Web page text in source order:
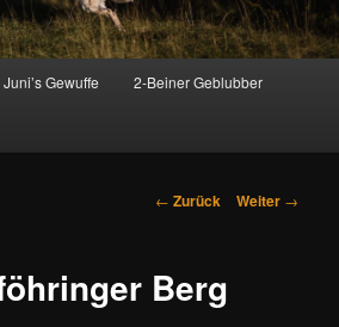
Juni’s Gewuffe 2-Beiner Geblubber
Beitrags-
← Zurück Weiter →
Berg